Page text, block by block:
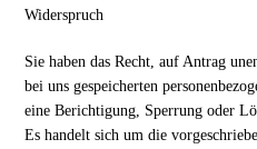
Widerspruch
Sie haben das Recht, auf Antrag
bei uns gespeicherten
eine Berichtigung, Sperrung oder
Es handelt sich um die